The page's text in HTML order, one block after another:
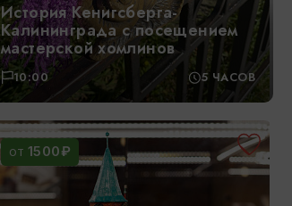
История Кенигсберга-
Калининграда с посещением
мастерской хомлинов
10:00 5 ЧАСОВ
ОТ 1500₽